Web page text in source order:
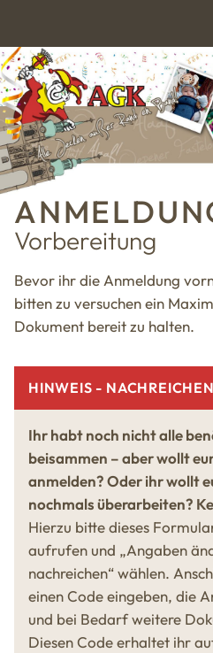
Vorbereitung
Bevor ihr die Anmeldung
bitten zu versuchen ein
Dokument bereit zu halten.
HINWEIS -
Ihr habt noch nicht alle
beisammen – aber wollt
anmelden? Oder ihr wollt
nochmals überarbeiten?
Hierzu bitte dieses
aufrufen und „Angaben
nachreichen“ wählen.
einen Code eingeben, die
und bei Bedarf weitere
Diesen Code erhaltet ihr